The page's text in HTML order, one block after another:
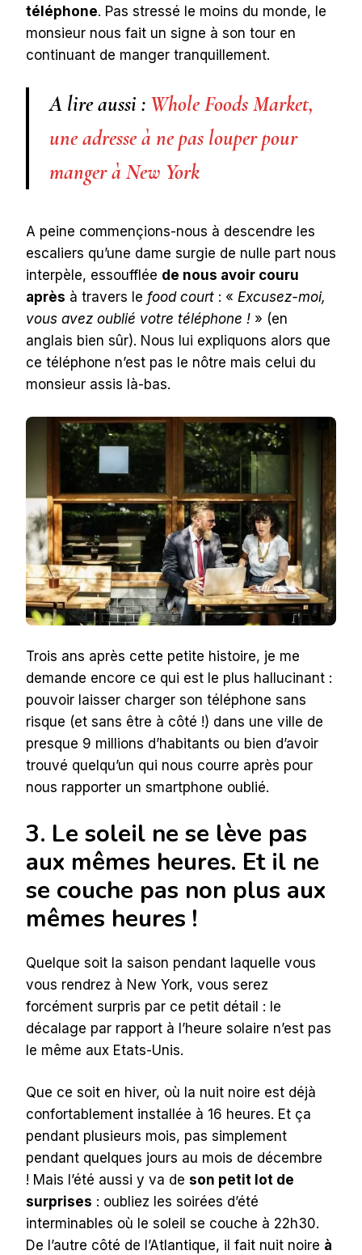
téléphone. Pas stressé le moins du monde, le
monsieur nous fait un signe à son tour en
continuant de manger tranquillement.
A lire aussi : Whole Foods Market,
une adresse à ne pas louper pour
manger à New York
A peine commençions-nous à descendre les
escaliers qu’une dame surgie de nulle part nous
interpèle, essoufflée de nous avoir couru
après à travers le food court : « Excusez-moi,
vous avez oublié votre téléphone ! » (en
anglais bien sûr). Nous lui expliquons alors que
ce téléphone n’est pas le nôtre mais celui du
monsieur assis là-bas.
Trois ans après cette petite histoire, je me
demande encore ce qui est le plus hallucinant :
pouvoir laisser charger son téléphone sans
risque (et sans être à côté !) dans une ville de
presque 9 millions d’habitants ou bien d’avoir
trouvé quelqu’un qui nous courre après pour
nous rapporter un smartphone oublié.
3. Le soleil ne se lève pas
aux mêmes heures. Et il ne
se couche pas non plus aux
mêmes heures !
Quelque soit la saison pendant laquelle vous
vous rendrez à New York, vous serez
forcément surpris par ce petit détail : le
décalage par rapport à l’heure solaire n’est pas
le même aux Etats-Unis.
Que ce soit en hiver, où la nuit noire est déjà
confortablement installée à 16 heures. Et ça
pendant plusieurs mois, pas simplement
pendant quelques jours au mois de décembre
! Mais l’été aussi y va de son petit lot de
surprises : oubliez les soirées d’été
interminables où le soleil se couche à 22h30.
De l’autre côté de l’Atlantique, il fait nuit noire à